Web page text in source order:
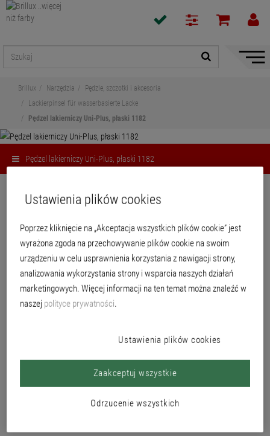
Pokaż
Brillux Narzędzia
Pędzle, szczotki i akcesoria
Lackierpinsel für wasserbasierte Lacke
Pędzel lakierniczy Uni-Plus, płaski 1182
Pędzel lakierniczy Uni-Plus, płaski 1182
Pędzel lakierniczy Uni-Plus, płaski
1182
Uniwersalny pędzel lakierniczy ze specjalną mieszanką włosia do aplikacji
lakierów wodorozcieńczalnych i na bazie rozpuszczalnika.
Ustawienia plików cookies
Poprzez kliknięcie na „Akceptacja wszystkich plików cookie” jest
wyrażona zgoda na przechowywanie plików cookie na swoim
urządzeniu w celu usprawnienia korzystania z nawigacji strony,
analizowania wykorzystania strony i wsparcia naszych działań
marketingowych. Więcej informacji na ten temat można znaleźć w
naszej polityce prywatności.
Ustawienia plików cookies
Odrzucenie wszystkich
Zaakceptuj wszystkie